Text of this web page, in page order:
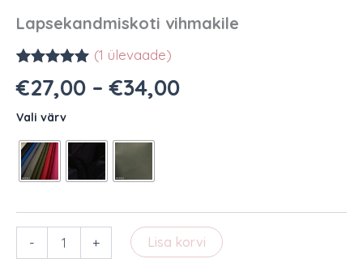
Lapsekandmiskoti vihmakile
5.00 /5
kliendi
hinnangu
(1 ülevaade)
€27,00 – €34,00Hinnavahemik:
Vali värv
-
vihmakile
+ Lisa korvi